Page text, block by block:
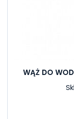
WĄŻ DO